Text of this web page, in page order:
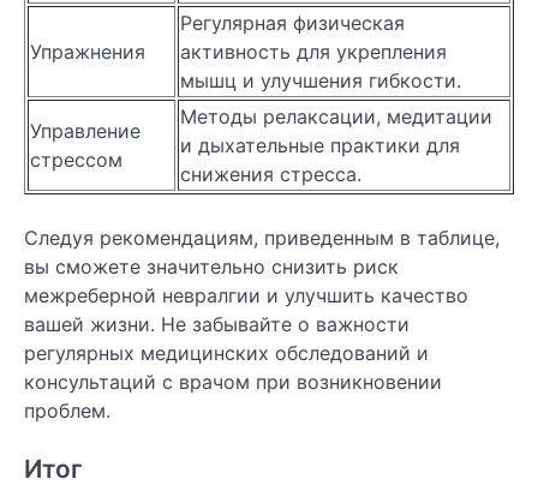
Упражнения
Регулярная физическая
активность для укрепления
мышц и улучшения гибкости.
Управление
стрессом
Методы релаксации, медитации
и дыхательные практики для
снижения стресса.
Следуя рекомендациям, приведенным в таблице,
вы сможете значительно снизить риск
межреберной невралгии и улучшить качество
вашей жизни. Не забывайте о важности
регулярных медицинских обследований и
консультаций с врачом при возникновении
проблем.
Итог